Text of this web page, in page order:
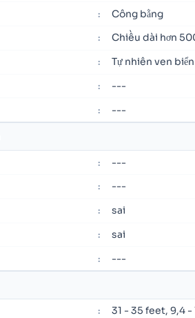
: Công bằng
: Chiều dài hơn
: Tự nhiên ven biển
: ---
: ---
: ---
: ---
: sai
: sai
: ---
: 31 - 35 feet, 9,4 -